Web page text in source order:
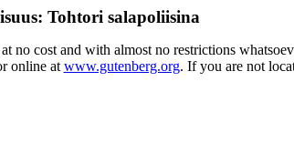
Tohtori salapoliisina
no cost and with almost no restrictions
online at www.gutenberg.org. If you are not